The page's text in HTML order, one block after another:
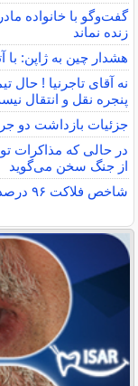
گفت‌وگو با خانواده
زنده نماند
هشدار چین به ژاپن: با
نه آقای تاجرنیا !
پنجره نقل و انتقال
جزئیات بازداشت دو
در حالی که مذاکرات
از جنگ سخن می‌گوید
شاخص فلاکت ۹۶ درصدی «آتش زیر خاکستر» است